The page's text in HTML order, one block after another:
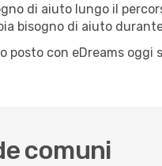
di aiuto lungo il
bisogno di aiuto
posto con eDreams oggi
comuni